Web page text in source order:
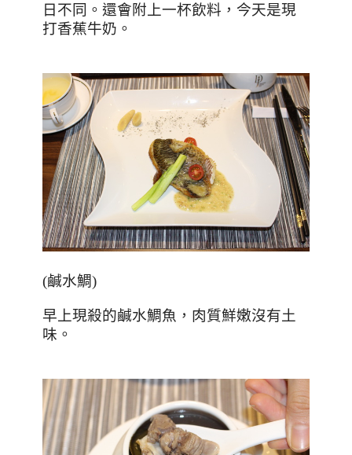
日不同。還會附上一杯飲料，今天是現
打香蕉牛奶。
(鹹水鯛)
早上現殺的鹹水鯛魚，肉質鮮嫩沒有土
味。